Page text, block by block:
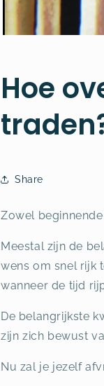
Hoe
Share
Zowel
Meestal zijn de
wens om snel rijk
wanneer de tijd
De belangrijkste
zijn zich bewust
Nu zal je jezelf